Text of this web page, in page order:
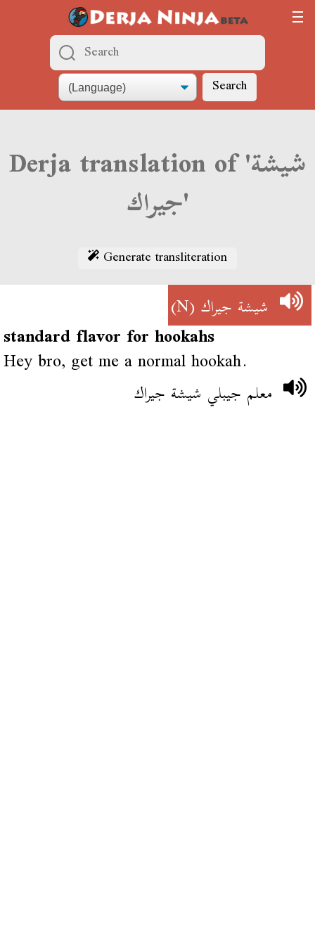
Search
Derja translation of 'شيشة
جيراك'
Generate transliteration
شيشة جيراك(N)
standard flavor for hookahs
Hey bro, get me a normal hookah.
معلم جيبلي شيشة جيراك